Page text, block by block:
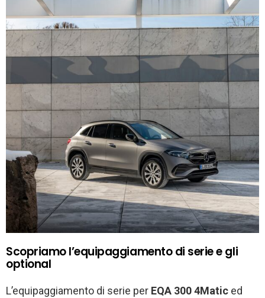
Scopriamo l’equipaggiamento di serie e gli
optional
L’equipaggiamento di serie per EQA 300 4Matic ed